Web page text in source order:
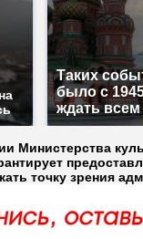
Таких
было с
ждать
Министерства
точку зрения